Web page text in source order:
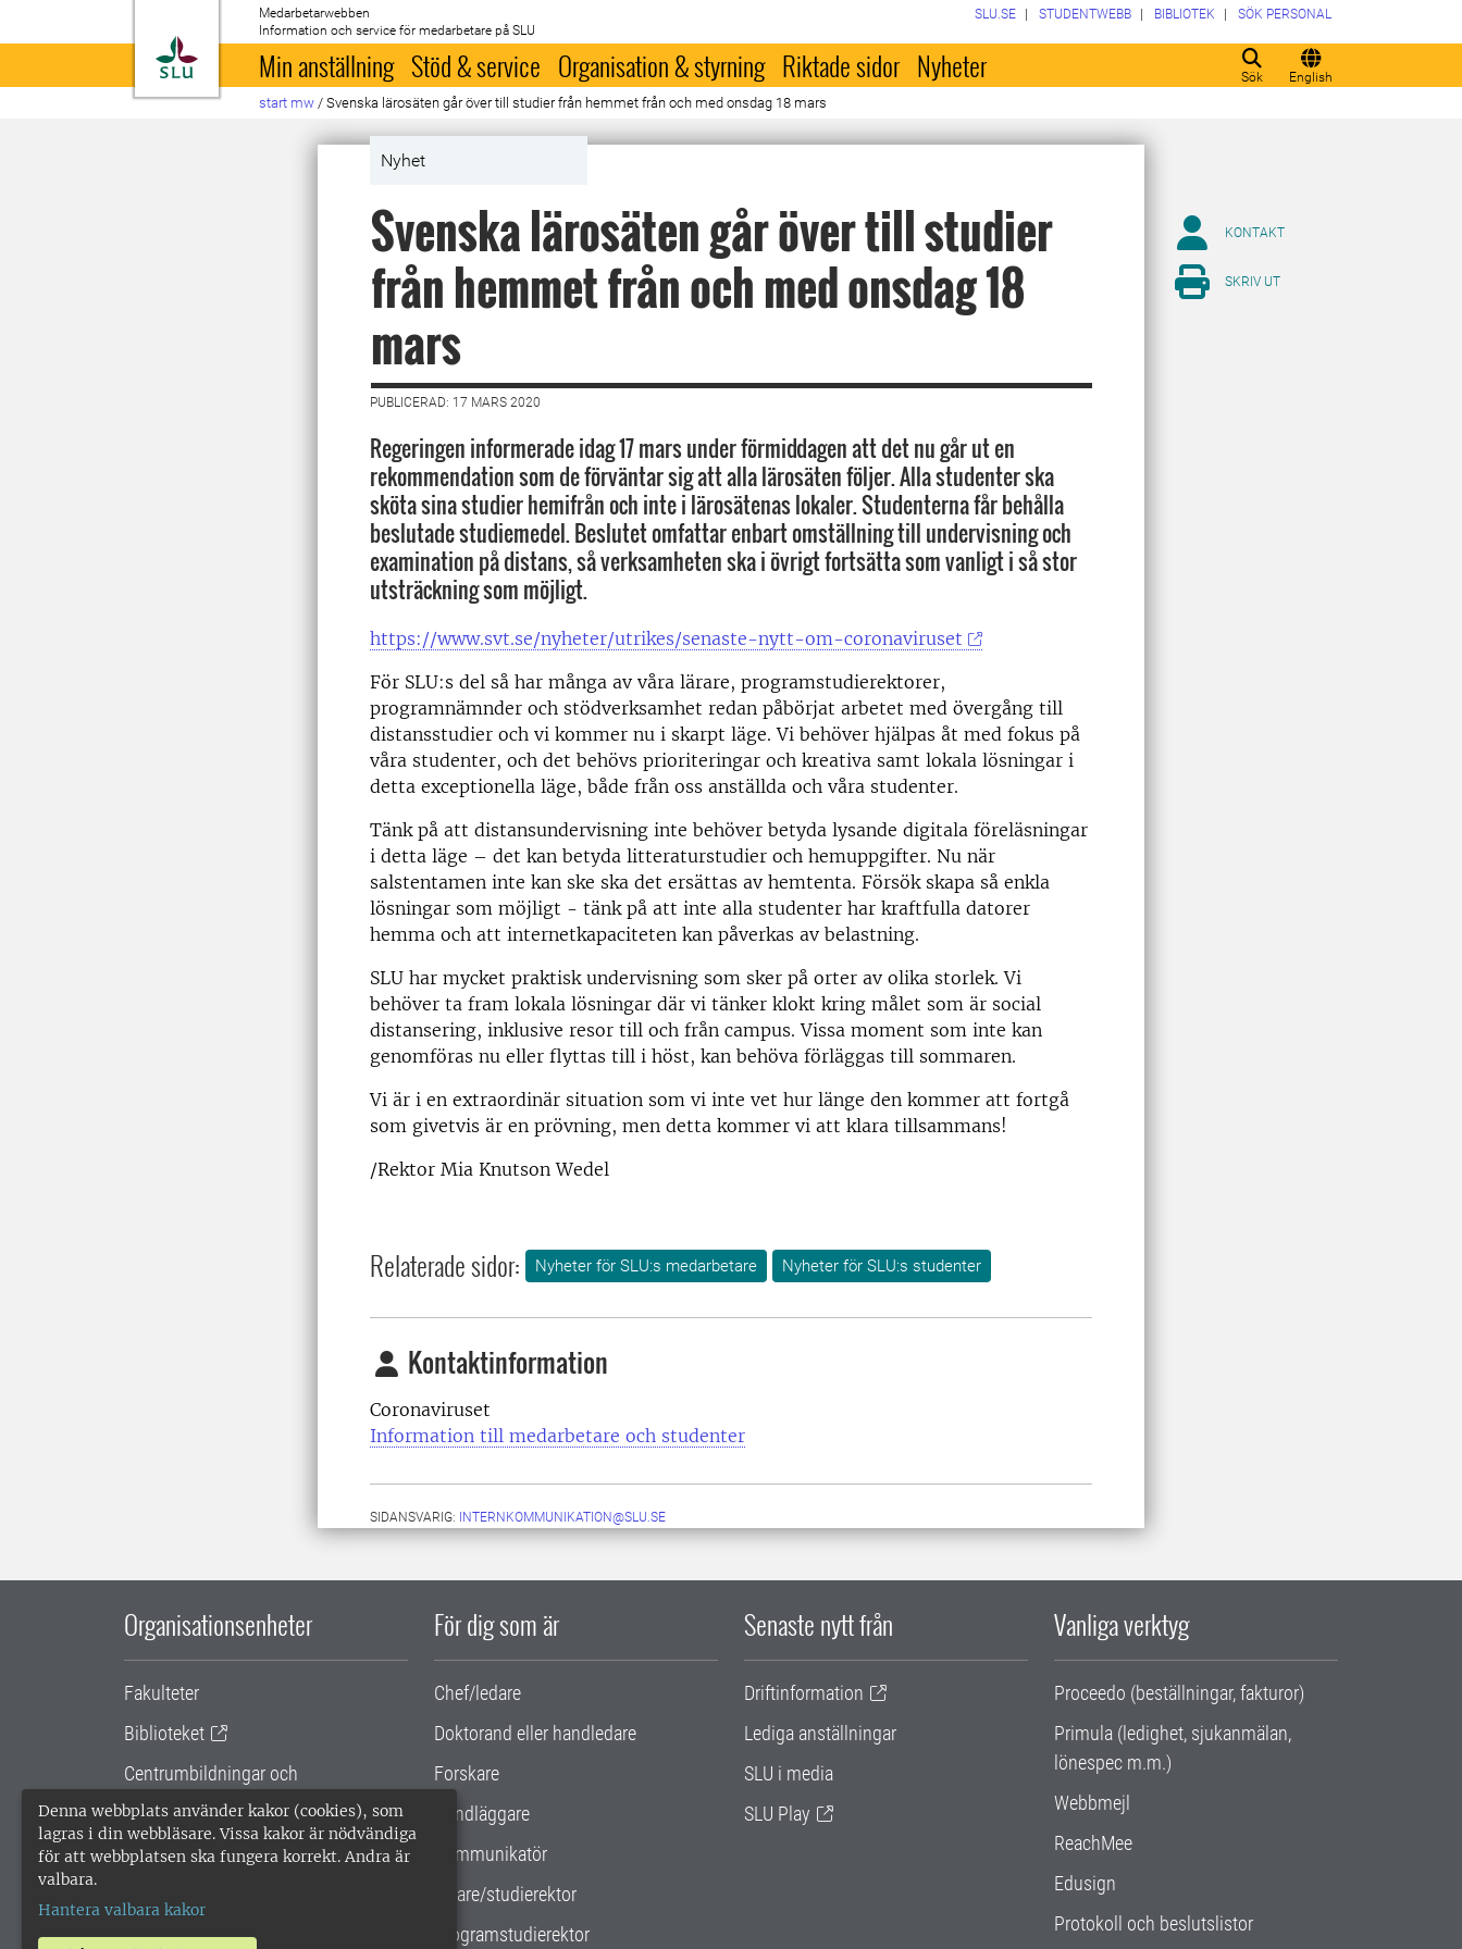
Denna webbplats använder kakor (cookies), som
lagras i din webbläsare. Vissa kakor är nödvändiga
för att webbplatsen ska fungera korrekt. Andra är
valbara.
Hantera valbara kakor
Till startsida
Medarbetarwebben
Information och service för medarbetare på SLU
Sök English
SLU.SE STUDENTWEBB BIBLIOTEK SÖK PERSONAL
Min anställning Stöd & service Organisation & styrning Riktade sidor Nyheter
start mw / Svenska lärosäten går över till studier från hemmet från och med onsdag 18 mars
Nyhet
Svenska lärosäten går över till studier
från hemmet från och med onsdag 18
mars
PUBLICERAD: 17 MARS 2020
Regeringen informerade idag 17 mars under förmiddagen att det nu går ut en
rekommendation som de förväntar sig att alla lärosäten följer. Alla studenter ska
sköta sina studier hemifrån och inte i lärosätenas lokaler. Studenterna får behålla
beslutade studiemedel. Beslutet omfattar enbart omställning till undervisning och
examination på distans, så verksamheten ska i övrigt fortsätta som vanligt i så stor
utsträckning som möjligt.
https://www.svt.se/nyheter/utrikes/senaste-nytt-om-coronaviruset
För SLU:s del så har många av våra lärare, programstudierektorer,
programnämnder och stödverksamhet redan påbörjat arbetet med övergång till
distansstudier och vi kommer nu i skarpt läge. Vi behöver hjälpas åt med fokus på
våra studenter, och det behövs prioriteringar och kreativa samt lokala lösningar i
detta exceptionella läge, både från oss anställda och våra studenter.
Tänk på att distansundervisning inte behöver betyda lysande digitala föreläsningar
i detta läge – det kan betyda litteraturstudier och hemuppgifter. Nu när
salstentamen inte kan ske ska det ersättas av hemtenta. Försök skapa så enkla
lösningar som möjligt - tänk på att inte alla studenter har kraftfulla datorer
hemma och att internetkapaciteten kan påverkas av belastning.
SLU har mycket praktisk undervisning som sker på orter av olika storlek. Vi
behöver ta fram lokala lösningar där vi tänker klokt kring målet som är social
distansering, inklusive resor till och från campus. Vissa moment som inte kan
genomföras nu eller flyttas till i höst, kan behöva förläggas till sommaren.
Vi är i en extraordinär situation som vi inte vet hur länge den kommer att fortgå
som givetvis är en prövning, men detta kommer vi att klara tillsammans!
/Rektor Mia Knutson Wedel
Relaterade sidor: Nyheter för SLU:s medarbetare Nyheter för SLU:s studenter
Kontaktinformation
Coronaviruset
Information till medarbetare och studenter
SIDANSVARIG: INTERNKOMMUNIKATION@SLU.SE
KONTAKT
SKRIV UT
Organisationsenheter
Fakulteter
Biblioteket
Centrumbildningar och
samarbetsprojekt
Gemensamma verksamhetsstödet
För dig som är
Chef/ledare
Doktorand eller handledare
Forskare
Handläggare
Kommunikatör
Lärare/studierektor
Programstudierektor
Senaste nytt från
Driftinformation
Lediga anställningar
SLU i media
SLU Play
Vanliga verktyg
Proceedo (beställningar, fakturor)
Primula (ledighet, sjukanmälan,
lönespec m.m.)
Webbmejl
ReachMee
Edusign
Protokoll och beslutslistor